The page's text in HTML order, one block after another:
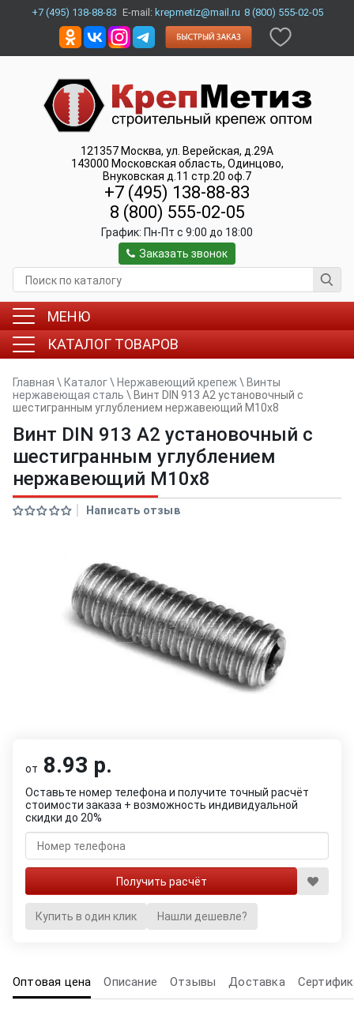
+7 (495) 138-88-83 E-mail: krepmetiz@mail.ru 8 (800) 555-02-05
121357 Москва, ул. Верейская, д.29А
143000 Московская область, Одинцово,
Внуковская д.11 стр.20 оф.7
+7 (495) 138-88-83
8 (800) 555-02-05
График: Пн-Пт c 9:00 до 18:00
Заказать звонок
МЕНЮ
КАТАЛОГ ТОВАРОВ
Главная \ Каталог\ Нержавеющий крепеж \ Винты
нержавеющая сталь \ Винт DIN 913 А2 установочный с
шестигранным углублением нержавеющий M10x8
Винт DIN 913 А2 установочный с
шестигранным углублением
нержавеющий M10x8
Написать отзыв
от 8.93 р.
Оставьте номер телефона и получите точный расчёт
стоимости заказа + возможность индивидуальной
скидки до 20%
Купить в один клик Нашли дешевле?
Оптовая цена Описание Отзывы Доставка